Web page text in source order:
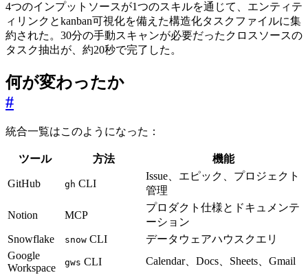
4つのインプットソースが1つのスキルを通じて、エンティテ
ィリンクとkanban可視化を備えた構造化タスクファイルに集
約された。30分の手動スキャンが必要だったクロスソースの
タスク抽出が、約20秒で完了した。
何が変わったか
#
統合一覧はこのようになった：
ツール 方法 機能
GitHub gh CLI
Issue、エピック、プロジェクト
管理
Notion MCP
プロダクト仕様とドキュメンテ
ーション
Snowflake
snow CLI
データウェアハウスクエリ
Google
Workspace
gws CLI
Calendar、Docs、Sheets、Gmail